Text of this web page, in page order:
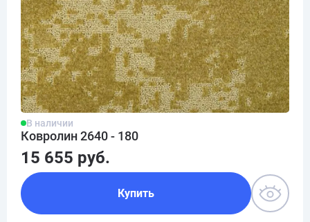
В наличии
Ковролин 2640 - 180
15 655 руб.
Купить